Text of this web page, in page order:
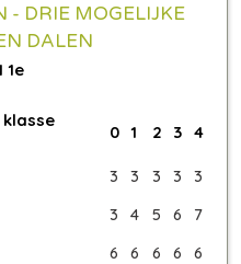
- DRIE MOGELIJKE
DALEN
1e
0 1 2 3 4
3 3 3 3
3
3 4 5 6
7
6 6 6 6
6